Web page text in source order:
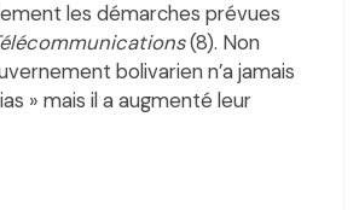
les démarches prévues
(8). Non
bolivarien n’a jamais
» mais il a augmenté leur